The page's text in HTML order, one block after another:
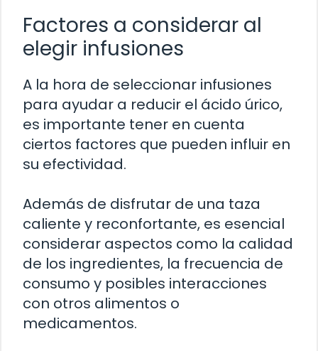
Factores a considerar al
elegir infusiones
A la hora de seleccionar infusiones
para ayudar a reducir el ácido úrico,
es importante tener en cuenta
ciertos factores que pueden influir en
su efectividad.
Además de disfrutar de una taza
caliente y reconfortante, es esencial
considerar aspectos como la calidad
de los ingredientes, la frecuencia de
consumo y posibles interacciones
con otros alimentos o
medicamentos.